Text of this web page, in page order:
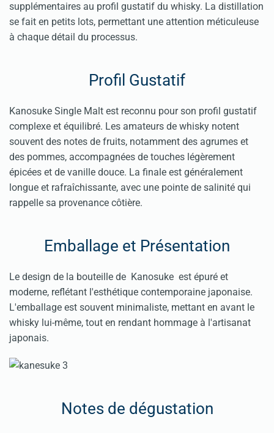
supplémentaires au profil gustatif du whisky. La distillation
se fait en petits lots, permettant une attention méticuleuse
à chaque détail du processus.
Profil Gustatif
Kanosuke Single Malt est reconnu pour son profil gustatif
complexe et équilibré. Les amateurs de whisky notent
souvent des notes de fruits, notamment des agrumes et
des pommes, accompagnées de touches légèrement
épicées et de vanille douce. La finale est généralement
longue et rafraîchissante, avec une pointe de salinité qui
rappelle sa provenance côtière.
Emballage et Présentation
Le design de la bouteille de Kanosuke est épuré et
moderne, reflétant l'esthétique contemporaine japonaise.
L'emballage est souvent minimaliste, mettant en avant le
whisky lui-même, tout en rendant hommage à l'artisanat
japonais.
Notes de dégustation